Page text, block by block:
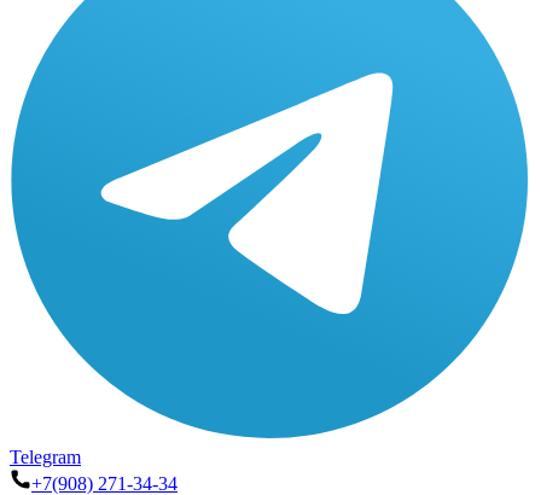
Telegram
+7(908) 271-34-34